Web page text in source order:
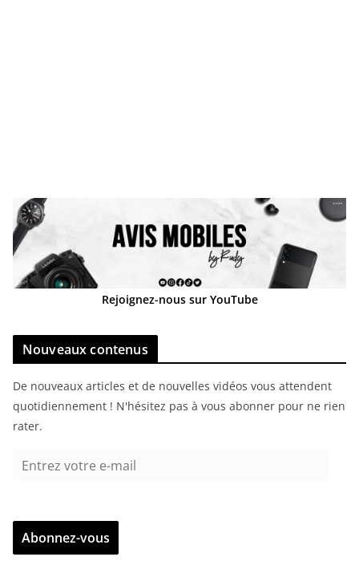
Rejoignez-nous sur YouTube
Nouveaux contenus
De nouveaux articles et de nouvelles vidéos vous attendent
quotidiennement ! N'hésitez pas à vous abonner pour ne rien
rater.
r
z
Abonnez-vous